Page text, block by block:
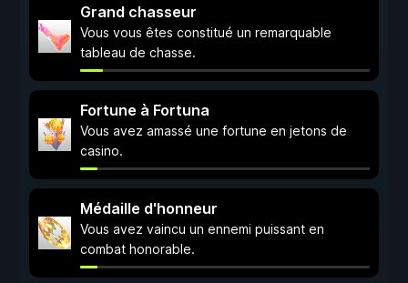
Grand chasseur
Vous vous êtes constitué un remarquable
tableau de chasse.
Fortune à Fortuna
Vous avez amassé une fortune en jetons de
casino.
Médaille d'honneur
Vous avez vaincu un ennemi puissant en
combat honorable.